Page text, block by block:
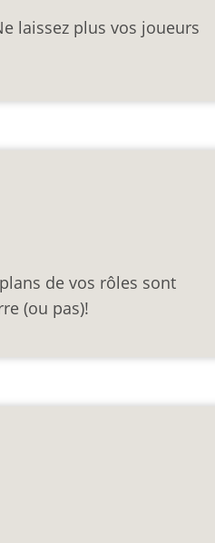
laissez plus vos joueurs
de vos rôles sont
(ou pas)!